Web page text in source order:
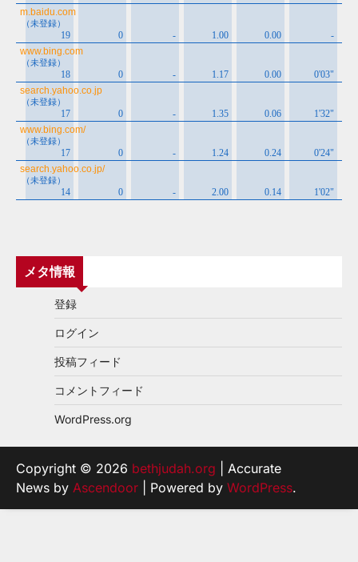
メタ情報
登録
ログイン
投稿フィード
コメントフィード
WordPress.org
Copyright © 2026 bethjudah.org | Accurate
News by Ascendoor | Powered by WordPress.